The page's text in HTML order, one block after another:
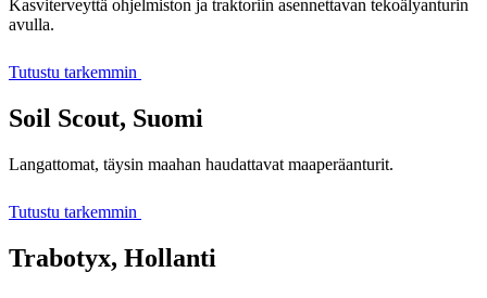
Kasviterveyttä ohjelmiston ja traktoriin asennettavan tekoälyanturin
avulla.
Tutustu tarkemmin
Soil Scout, Suomi
Langattomat, täysin maahan haudattavat maaperäanturit.
Tutustu tarkemmin
Trabotyx, Hollanti